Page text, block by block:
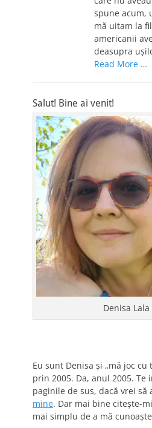
spune acum,
mă uitam la
americanii
deasupra
Read More …
Salut! Bine ai venit!
Denisa Lala
Eu sunt Denisa și „mă joc cu
prin 2005. Da, anul 2005. Te
paginile de sus, dacă vrei să
mine. Dar mai bine citește-
mai simplu de a mă